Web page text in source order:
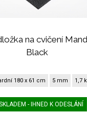
na cvičení
Black
180 x 61 cm 5 mm 1,7
- IHNED K ODESLÁNÍ